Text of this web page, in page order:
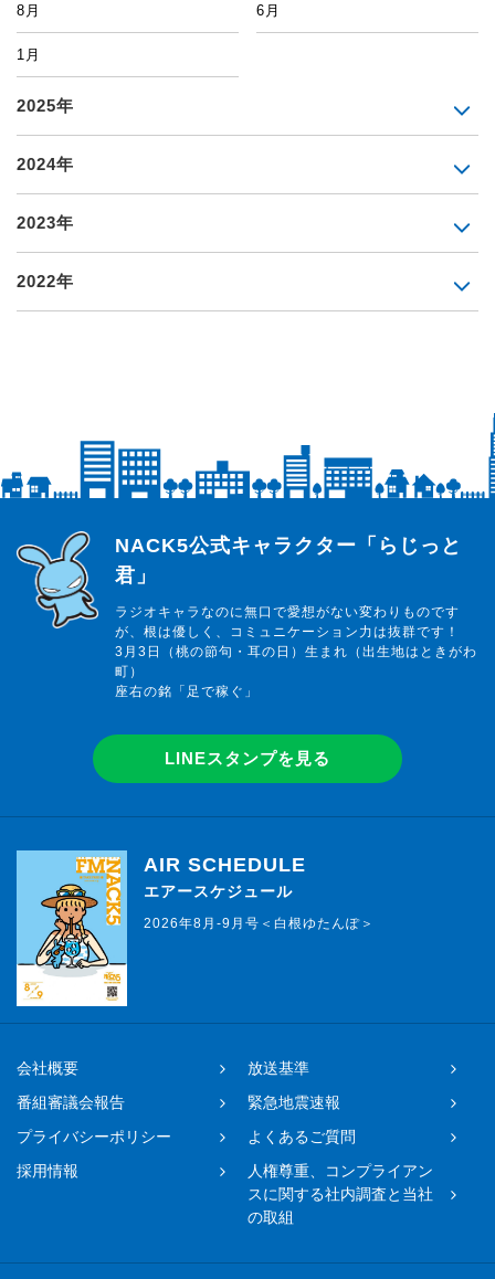
8月 6月
1月
2025年
2024年
2023年
2022年
らじっと君
NACK5公式キャラクター「らじっと
君」
ラジオキャラなのに無口で愛想がない変わりものです
が、根は優しく、コミュニケーション力は抜群です！
3月3日（桃の節句・耳の日）生まれ（出生地はときがわ
町）
座右の銘「足で稼ぐ」
LINEスタンプを見る
AIR SCHEDULE
エアースケジュール
2026年8月-9月号＜白根ゆたんぽ＞
会社概要
放送基準
番組審議会報告
緊急地震速報
プライバシーポリシー
よくあるご質問
採用情報
人権尊重、コンプライアン
スに関する社内調査と当社
の取組